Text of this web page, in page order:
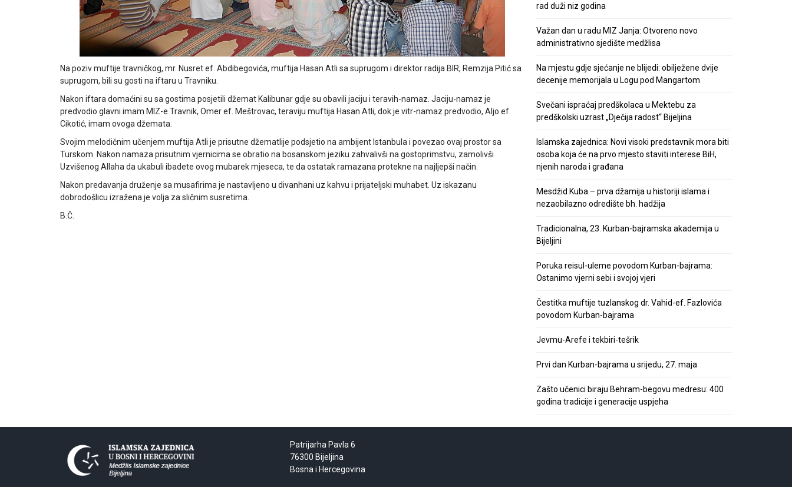
Na poziv muftije travničkog, mr. Nusret ef. Abdibegovića, muftija Hasan Atli sa suprugom i direktor radija BIR, Remzija Pitić sa
suprugom, bili su gosti na iftaru u Travniku.
Nakon iftara domaćini su sa gostima posjetili džemat Kalibunar gdje su obavili jaciju i teravih-namaz. Jaciju-namaz je
predvodio glavni imam MIZ-e Travnik, Omer ef. Meštrovac, teraviju muftija Hasan Atli, dok je vitr-namaz predvodio, Aljo ef.
Cikotić, imam ovoga džemata.
Svojim melodičnim učenjem muftija Atli je prisutne džematlije podsjetio na ambijent Istanbula i povezao ovaj prostor sa
Turskom. Nakon namaza prisutnim vjernicima se obratio na bosanskom jeziku zahvalivši na gostoprimstvu, zamolivši
Uzvišenog Allaha da ukabuli ibadete ovog mubarek mjeseca, te da ostatak ramazana protekne na najljepši način.
Nakon predavanja druženje sa musafirima je nastavljeno u divanhani uz kahvu i prijateljski muhabet. Uz iskazanu
dobrodošlicu izražena je volja za sličnim susretima.
B.Č.
rad duži niz godina
Važan dan u radu MIZ Janja: Otvoreno novo
administrativno sjedište medžlisa
Na mjestu gdje sjećanje ne blijedi: obilježene dvije
decenije memorijala u Logu pod Mangartom
Svečani ispraćaj predškolaca u Mektebu za
predškolski uzrast „Dječija radost“ Bijeljina
Islamska zajednica: Novi visoki predstavnik mora biti
osoba koja će na prvo mjesto staviti interese BiH,
njenih naroda i građana
Mesdžid Kuba – prva džamija u historiji islama i
nezaobilazno odredište bh. hadžija
Tradicionalna, 23. Kurban-bajramska akademija u
Bijeljini
Poruka reisul-uleme povodom Kurban-bajrama:
Ostanimo vjerni sebi i svojoj vjeri
Čestitka muftije tuzlanskog dr. Vahid-ef. Fazlovića
povodom Kurban-bajrama
Jevmu-Arefe i tekbiri-tešrik
Prvi dan Kurban-bajrama u srijedu, 27. maja
Zašto učenici biraju Behram-begovu medresu: 400
godina tradicije i generacije uspjeha
Patrijarha Pavla 6
76300 Bijeljina
Bosna i Hercegovina